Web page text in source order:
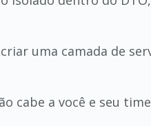
uma camada de
cabe a você e seu